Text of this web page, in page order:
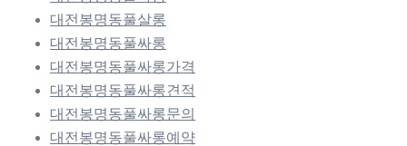
대전봉명동풀살롱
대전봉명동풀싸롱
대전봉명동풀싸롱가격
대전봉명동풀싸롱견적
대전봉명동풀싸롱문의
대전봉명동풀싸롱예약